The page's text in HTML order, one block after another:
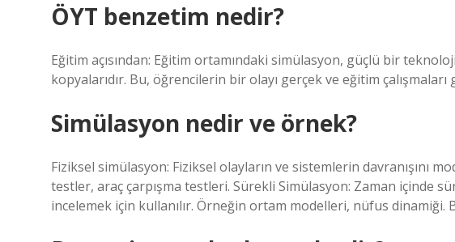
ÖYT benzetim nedir?
Eğitim açısından: Eğitim ortamındaki simülasyon, güçlü bir
kopyalarıdır. Bu, öğrencilerin bir olayı gerçek ve eğitim
Simülasyon nedir ve örnek?
Fiziksel simülasyon: Fiziksel olayların ve sistemlerin davranışını
testler, araç çarpışma testleri. Sürekli Simülasyon: Zaman içinde
incelemek için kullanılır. Örneğin ortam modelleri, nüfus